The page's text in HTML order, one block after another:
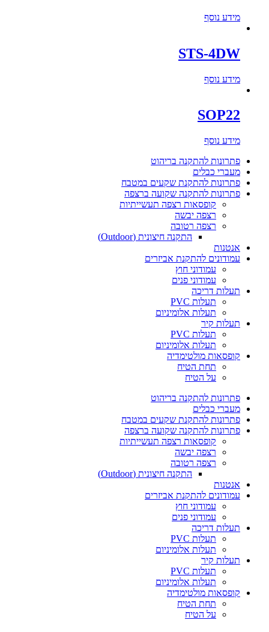
מידע נוסף
STS-4DW
מידע נוסף
SOP22
מידע נוסף
פתרונות להתקנה בריהוט
מעברי כבלים
פתרונות להתקנת שקעים במטבח
פתרונות להתקנה שקועה ברצפה
קופסאות רצפה תעשייתיות
רצפה יבשה
רצפה רטובה
התקנה חיצונית (Outdoor)
אנטנות
עמודונים להתקנת אביזרים
עמודוני חוץ
עמודוני פנים
תעלות דריכה
תעלות PVC
תעלות אלומיניום
תעלות קיר
תעלות PVC
תעלות אלומיניום
קופסאות מולטימדיה
תחת הטיח
על הטיח
פתרונות להתקנה בריהוט
מעברי כבלים
פתרונות להתקנת שקעים במטבח
פתרונות להתקנה שקועה ברצפה
קופסאות רצפה תעשייתיות
רצפה יבשה
רצפה רטובה
התקנה חיצונית (Outdoor)
אנטנות
עמודונים להתקנת אביזרים
עמודוני חוץ
עמודוני פנים
תעלות דריכה
תעלות PVC
תעלות אלומיניום
תעלות קיר
תעלות PVC
תעלות אלומיניום
קופסאות מולטימדיה
תחת הטיח
על הטיח